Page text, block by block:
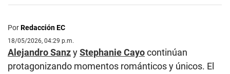
PorRedacción EC
18/05/2026, 04:29 p.m.
Alejandro SanzyStephanie Cayocontinúan
protagonizando momentos románticos y únicos. El